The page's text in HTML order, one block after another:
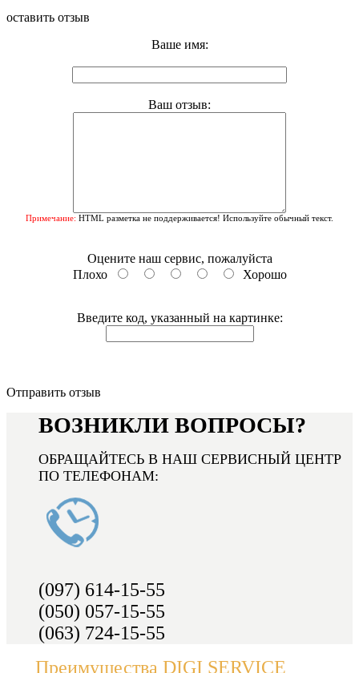
оставить отзыв
Ваше имя:
Ваш отзыв:
Примечание: HTML разметка не поддерживается! Используйте обычный текст.
Оцените наш сервис, пожалуйста
Плохо
Хорошо
Введите код, указанный на картинке:
Отправить отзыв
ВОЗНИКЛИ ВОПРОСЫ?
ОБРАЩАЙТЕСЬ В НАШ СЕРВИСНЫЙ ЦЕНТР
ПО ТЕЛЕФОНАМ:
(097) 614-15-55
(050) 057-15-55
(063) 724-15-55
Преимущества DIGI SERVICE